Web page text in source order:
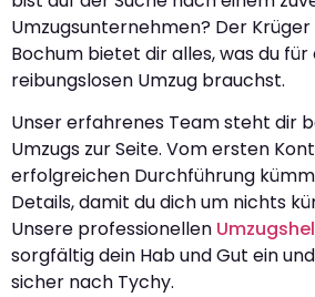
Umzugsunternehmen? Der
Bochum bietet dir alles, was du für
reibungslosen Umzug brauchst.
Unser erfahrenes Team steht dir
Umzugs zur Seite. Vom ersten
erfolgreichen Durchführung
Details, damit du dich um nichts
Unsere professionellen
sorgfältig dein Hab und Gut ein
sicher nach Tychy.